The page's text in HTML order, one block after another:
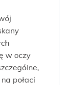
w oczy
połaci